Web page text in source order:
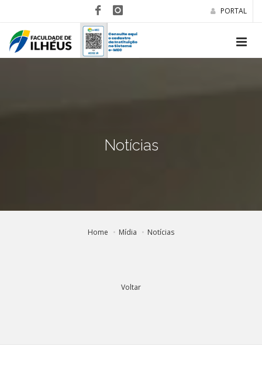
PORTAL
Notícias
Home Mídia Notícias
Voltar